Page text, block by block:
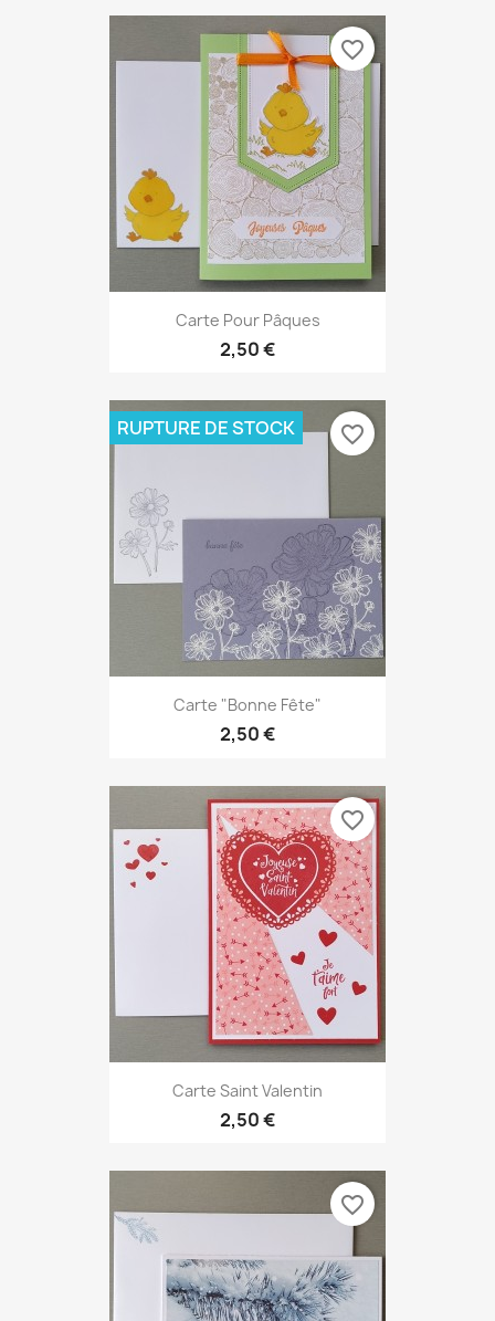
Carte Pour Pâques
2,50 €
favorite_border
Carte "Bonne Fête"
2,50 €
RUPTURE DE STOCK favorite_border
Carte Saint Valentin
2,50 €
favorite_border
favorite_border